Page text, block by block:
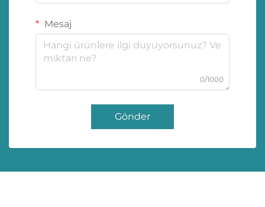
Mesaj
0/1000
Gönder